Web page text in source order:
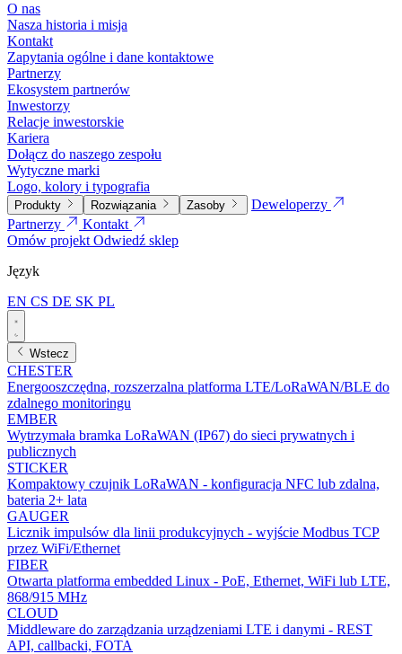
O nas
Nasza historia i misja
Kontakt
Zapytania ogólne i dane kontaktowe
Partnerzy
Ekosystem partnerów
Inwestorzy
Relacje inwestorskie
Kariera
Dołącz do naszego zespołu
Wytyczne marki
Logo, kolory i typografia
Produkty Rozwiązania Zasoby
Deweloperzy
Partnerzy
Kontakt
Omów projektOdwiedź sklep
Język
EN CS DE SK PL
Wstecz
CHESTER
Energooszczędna, rozszerzalna platforma LTE/LoRaWAN/BLE do
zdalnego monitoringu
EMBER
Wytrzymała bramka LoRaWAN (IP67) do sieci prywatnych i
publicznych
STICKER
Kompaktowy czujnik LoRaWAN - konfiguracja NFC lub zdalna,
bateria 2+ lata
GAUGER
Licznik impulsów dla linii produkcyjnych - wyjście Modbus TCP
przez WiFi/Ethernet
FIBER
Otwarta platforma embedded Linux - PoE, Ethernet, WiFi lub LTE,
868/915 MHz
CLOUD
Middleware do zarządzania urządzeniami LTE i danymi - REST
API, callbacki, FOTA